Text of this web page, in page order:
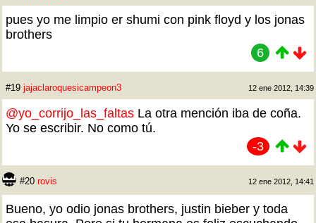
pues yo me limpio er shumi con pink floyd y los jonas
brothers
6
#19 jajaclaroquesicampeon3 12 ene 2012, 14:39
@yo_corrijo_las_faltas La otra mención iba de coña.
Yo se escribir. No como tú.
-3
#20 rovis 12 ene 2012, 14:41
Bueno, yo odio jonas brothers, justin bieber y toda